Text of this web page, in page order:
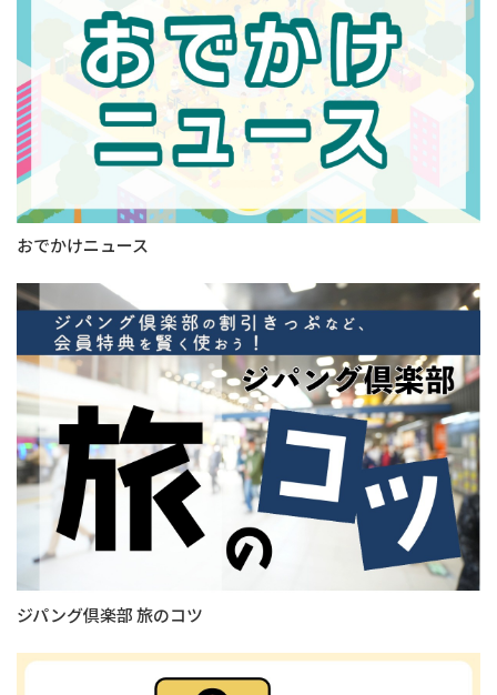
おでかけニュース
ジパング倶楽部 旅のコツ